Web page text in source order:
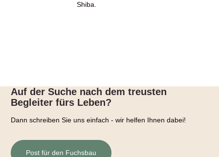
Shiba.
Auf der Suche nach dem treusten
Begleiter fürs Leben?
Dann schreiben Sie uns einfach - wir helfen Ihnen dabei!
Post für den Fuchsbau